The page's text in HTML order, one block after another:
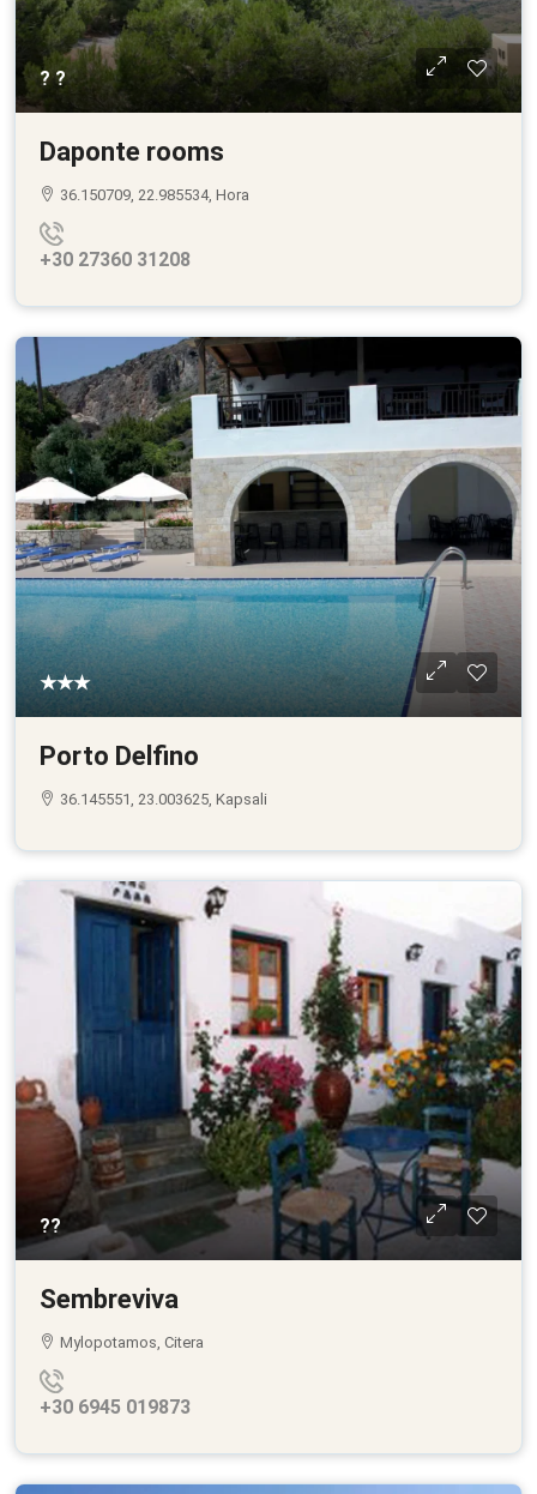
? ?
Daponte rooms
36.150709, 22.985534, Hora
+30 27360 31208
★★★
Porto Delfino
36.145551, 23.003625, Kapsali
??
Sembreviva
Mylopotamos, Citera
+30 6945 019873